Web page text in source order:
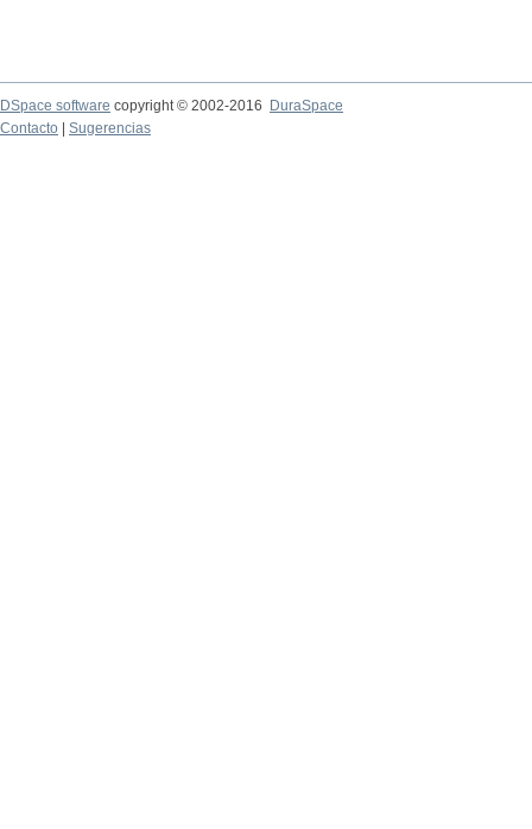
DSpace software copyright © 2002-2016
DuraSpace
Contacto
Sugerencias